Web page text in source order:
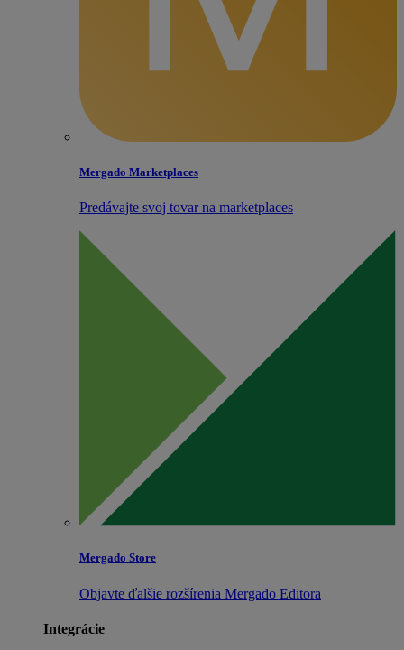
Mergado Marketplaces
Predávajte svoj tovar na marketplaces
Mergado Store
Objavte ďalšie rozšírenia Mergado Editora
Integrácie